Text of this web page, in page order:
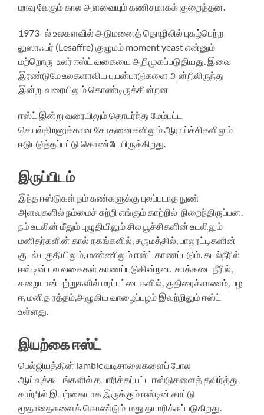
மாவு வேகும் கால அளவையும் கணிசமாகக் குறைத்தன.
1973- ல் உலகளவில் அடுமனைத் தொழிலில் புகழ்பெற்ற
லுஸாஃபர் (Lesaffre) குழுமம் moment yeast என்னும்
மற்றொரு உலர் ஈஸ்ட் வகையை அறிமுகப்படுதியது. இவை
இரண்டுமே உலகளாவிய பயன்பாடுகளை அன்றிலிருந்து
இன்று வரையிலும் கொண்டிருக்கின்றன
ஈஸ்ட் இன்று வரையிலும் தொடர்ந்து மேம்பட்ட
செயல்திறனுக்கான சோதனைகளிலும் ஆராய்ச்சிகளிலும்
ஈடுபடுத்தப்பட்டு கொண்டேயிருக்கிறது.
இருப்பிடம்
இந்த ஈஸ்டுகள் நம் கண்களுக்கு புலப்படாத நுண்
அளவுகளில் நம்மைச் சுற்றி எங்கும் காற்றில் நிறைந்திருப்பன.
நம் உடலின் மீதும் புழுதியிலும் சில பூச்சிகளின் உடலிலும்
மனிதர்களின் கால் நகங்களில், சருமத்தில், பாலூட்டிகளின்
குடல் பகுதியிலும், மண்ணிலும் ஈஸ்ட் காணப்படும். கடல்நீரில்
ஈஸ்டின் பல வகைகள் காணப்படுகின்றன. சாக்கடை நீரில்,
கறையான் புற்றுகளில் மரப்பட்டைகளில், குதிரைச்சாணம், பழ
ஈ, மனித ரத்தம்,அழுகிய வாழைப்பழம் இவற்றிலும் ஈஸ்ட்
உள்ளது.
இயற்கை ஈஸ்ட்
பெல்ஜியத்தின் lambic வடிசாலைகளைப் போல
ஆய்வுக்கூடங்களில் தயாரிக்கப்பட்ட ஈஸ்டுகளைத் தவிர்த்து
காற்றில் இயற்கையாக இருக்கும் ஈஸ்டின் காட்டு
மூதாதைகளைக் கொண்டும் மது தயாரிக்கப்படுகிறது.